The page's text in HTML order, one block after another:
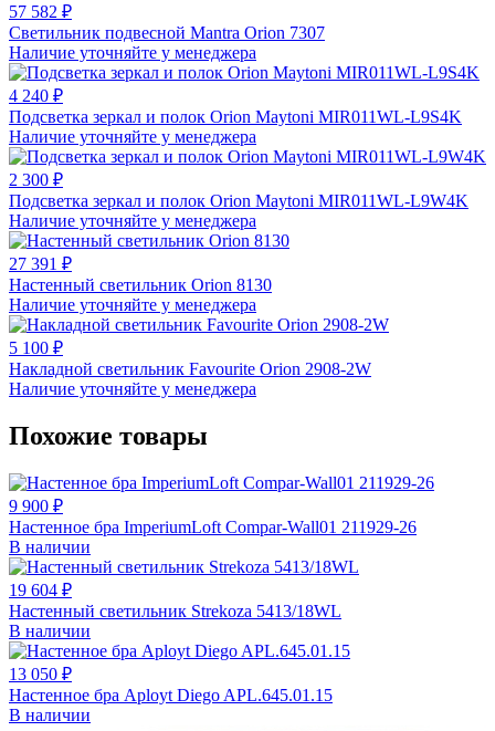
57 582 ₽
Светильник подвесной Mantra Orion 7307
Наличие уточняйте у менеджера
4 240 ₽
Подсветка зеркал и полок Orion Maytoni MIR011WL-L9S4K
Наличие уточняйте у менеджера
2 300 ₽
Подсветка зеркал и полок Orion Maytoni MIR011WL-L9W4K
Наличие уточняйте у менеджера
27 391 ₽
Настенный светильник Orion 8130
Наличие уточняйте у менеджера
5 100 ₽
Накладной светильник Favourite Orion 2908-2W
Наличие уточняйте у менеджера
Похожие товары
9 900 ₽
Настенное бра ImperiumLoft Compar-Wall01 211929-26
В наличии
19 604 ₽
Настенный светильник Strekoza 5413/18WL
В наличии
13 050 ₽
Настенное бра Aployt Diego APL.645.01.15
В наличии